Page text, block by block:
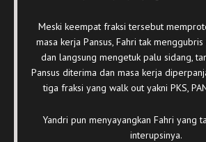
Meski keempat fraksi tersebut
masa kerja Pansus, Fahri tak
dan langsung mengetuk palu sidang,
Pansus diterima dan masa kerja
tiga fraksi yang walk out yakni PKS,
Yandri pun menyayangkan Fahri yang
interupsinya.